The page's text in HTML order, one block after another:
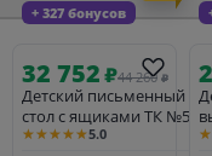
+ 327 бонусов
32 752₽44 260 ₽
Детский письменный
стол с ящиками ТК №5
★★★★★5.0